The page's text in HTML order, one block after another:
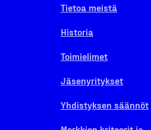
Tietoa meistä
Historia
Toimielimet
Jäsenyritykset
Yhdistyksen säännöt